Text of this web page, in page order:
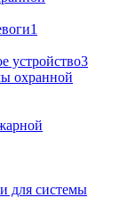
1
устройство3
охранной
для системы